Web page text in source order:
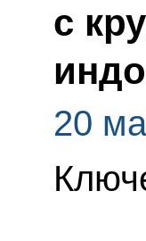
с
20